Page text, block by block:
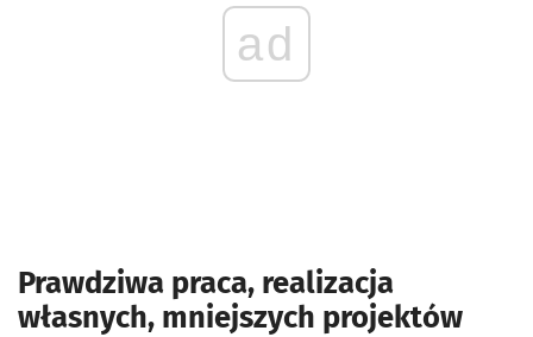
ad
Prawdziwa praca, realizacja
własnych, mniejszych projektów